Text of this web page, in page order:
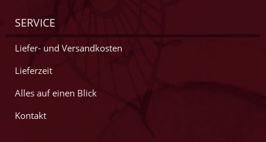
SERVICE
Liefer- und Versandkosten
Lieferzeit
Alles auf einen Blick
Kontakt